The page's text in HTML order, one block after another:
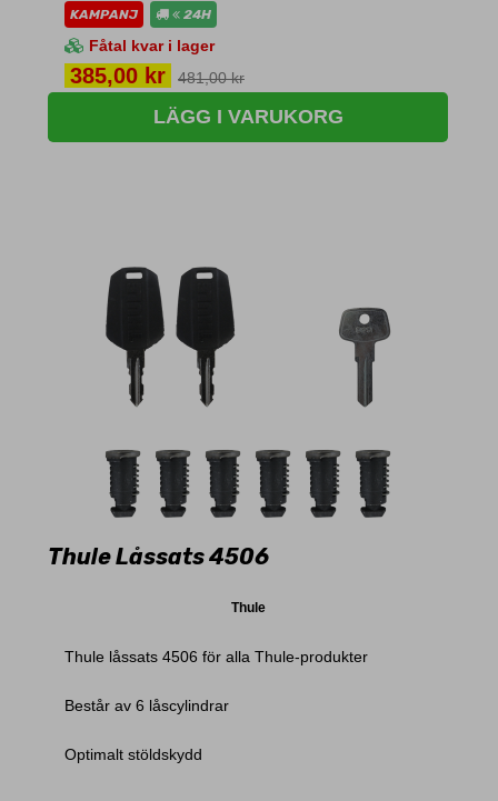
KAMPANJ 24H
Fåtal kvar i lager
Pris
385,00 kr 481,00 kr
LÄGG I VARUKORG
Thule Låssats 4506
Thule
Thule låssats 4506 för alla Thule-produkter
Består av 6 låscylindrar
Optimalt stöldskydd